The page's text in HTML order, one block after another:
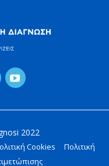
YouTube
in
new
2022
Cookies
Πολιτική